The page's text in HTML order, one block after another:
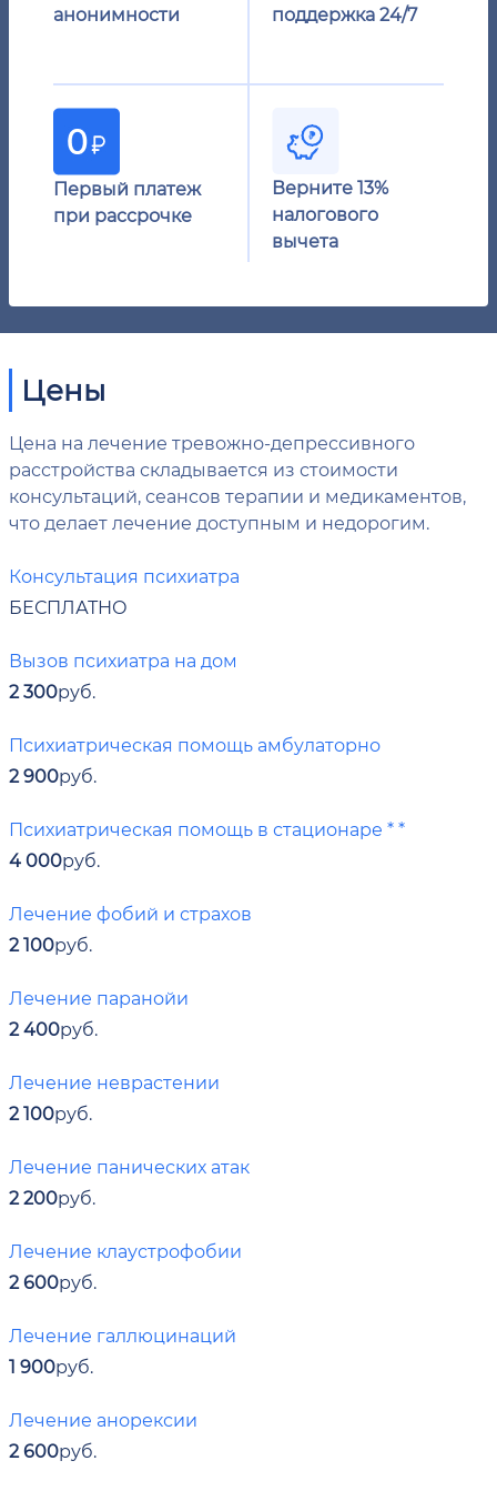
анонимности
поддержка 24/7
Первый платеж
при рассрочке
Верните 13%
налогового
вычета
Цены
Цена на лечение тревожно-депрессивного
расстройства складывается из стоимости
консультаций, сеансов терапии и медикаментов,
что делает лечение доступным и недорогим.
Консультация психиатра
БЕСПЛАТНО
Вызов психиатра на дом
2 300руб.
Психиатрическая помощь амбулаторно
2 900руб.
Психиатрическая помощь в стационаре * *
4 000руб.
Лечение фобий и страхов
2 100руб.
Лечение паранойи
2 400руб.
Лечение неврастении
2 100руб.
Лечение панических атак
2 200руб.
Лечение клаустрофобии
2 600руб.
Лечение галлюцинаций
1 900руб.
Лечение анорексии
2 600руб.